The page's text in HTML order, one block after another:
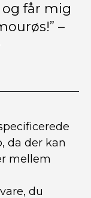
får mig
–
da der kan
mellem
du